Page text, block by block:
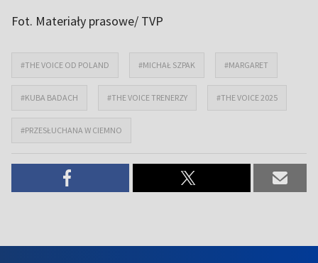
Fot. Materiały prasowe/ TVP
#THE VOICE OD POLAND #MICHAŁ SZPAK #MARGARET
#KUBA BADACH #THE VOICE TRENERZY #THE VOICE 2025
#PRZESŁUCHANA W CIEMNO